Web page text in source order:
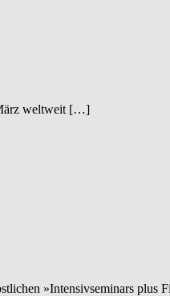
weltweit […]
»Intensivseminars